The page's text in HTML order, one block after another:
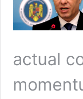
actual